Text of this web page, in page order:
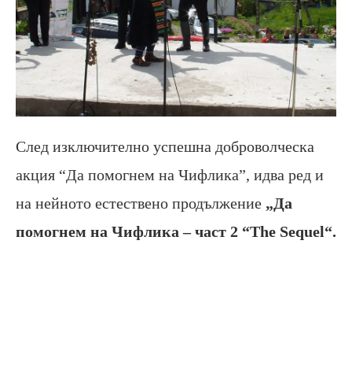
След изключително успешна доброволческа
акция “Да помогнем на Чифлика”, идва ред и
на нейното естествено продължение „Да
помогнем на Чифлика –част 2 “The Sequel“.